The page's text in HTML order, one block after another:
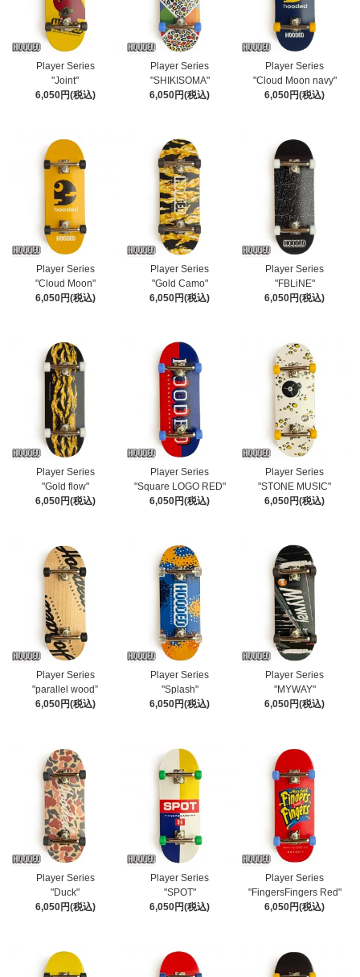
Player Series
"Joint"
6,050円(税込)
Player Series
"SHIKISOMA"
6,050円(税込)
Player Series
"Cloud Moon navy"
6,050円(税込)
Player Series
"Cloud Moon"
6,050円(税込)
Player Series
"Gold Camo"
6,050円(税込)
Player Series
"FBLiNE"
6,050円(税込)
Player Series
"Gold flow"
6,050円(税込)
Player Series
"Square LOGO RED"
6,050円(税込)
Player Series
"STONE MUSIC"
6,050円(税込)
Player Series
"parallel wood”
6,050円(税込)
Player Series
"Splash"
6,050円(税込)
Player Series
"MYWAY"
6,050円(税込)
Player Series
"Duck"
6,050円(税込)
Player Series
"SPOT"
6,050円(税込)
Player Series
"FingersFingers Red"
6,050円(税込)